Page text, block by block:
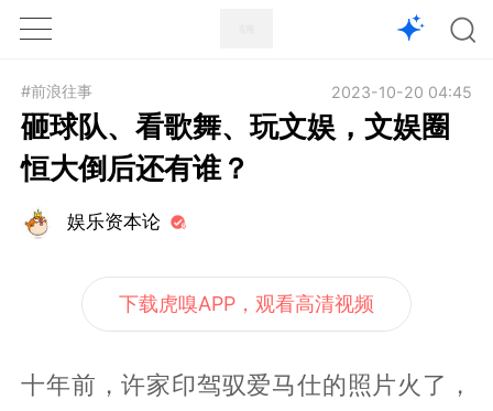
1X
#前浪往事 2023-10-20 04:45
砸球队、看歌舞、玩文娱，文娱圈
恒大倒后还有谁？
娱乐资本论
下载虎嗅APP，观看高清视频
十年前，许家印驾驭爱马仕的照片火了，